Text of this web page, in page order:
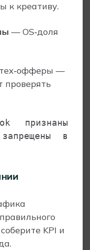
к креативу.
— OS‑доля
—
проверять
признаны
в
KPI и